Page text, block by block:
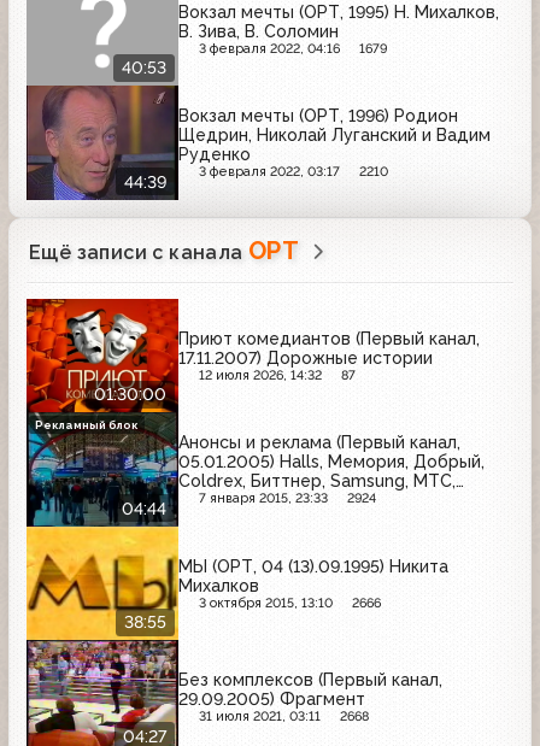
40:53
Вокзал мечты (ОРТ, 1995) Н. Михалков,
В. Зива, В. Соломин
3 февраля 2022, 04:16 1679
44:39
Вокзал мечты (ОРТ, 1996) Родион
Щедрин, Николай Луганский и Вадим
Руденко
3 февраля 2022, 03:17 2210
Ещё записи с канала ОРТ
01:30:00
Приют комедиантов (Первый канал,
17.11.2007) Дорожные истории
12 июля 2026, 14:32 87
04:44
Анонсы и реклама (Первый канал,
05.01.2005) Halls, Мемория, Добрый,
Coldrex, Биттнер, Samsung, МТС,
Rolsen, Називин, Гентос
7 января 2015, 23:33 2924
Рекламный блок
38:55
МЫ (ОРТ, 04 (13).09.1995) Никита
Михалков
3 октября 2015, 13:10 2666
04:27
Без комплексов (Первый канал,
29.09.2005) Фрагмент
31 июля 2021, 03:11 2668